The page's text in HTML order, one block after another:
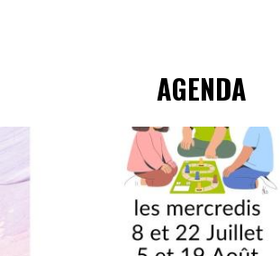
AGENDA